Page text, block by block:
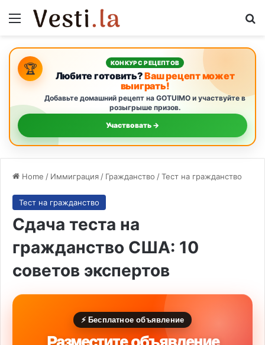
Menu
🏆 КОНКУРС РЕЦЕПТОВ
Любите готовить?Ваш рецепт может
выиграть!
Добавьте домашний рецепт на GOTUIMO и участвуйте в
розыгрыше призов.
Участвовать →
Home / Иммиграция / Гражданство /Тест на гражданство
Тест на гражданство
Cдача теста на
гражданство США: 10
советов экспертов
⚡ Бесплатное объявление